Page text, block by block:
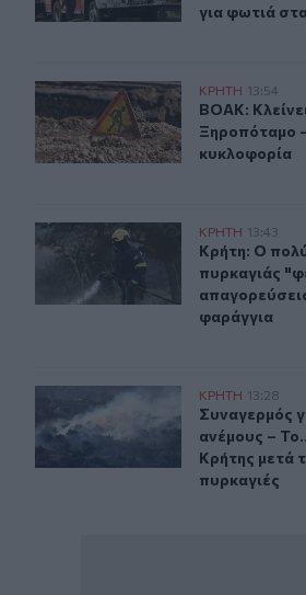
για φωτιά
ΒΟΑΚ: Κλείνει την Τρίτη στον
ΚΡΗΤΗ 13:54
ΒΟΑΚ:
ΒΟΑΚ:
Ξηροπόταμο
κυκλοφορία
Κρήτη: Ο πολύ υψηλός κίνδυνος
ΚΡΗΤΗ 13:43
Κρήτη: Ο
Κρήτη: Ο
πυρκαγιάς
φαράγγια
Συναγερμός για τους ισχυρούς
ΚΡΗΤΗ 13:28
Συναγερμός
Συναγερμός
ανέμους –
Κρήτης μετά
πυρκαγιές